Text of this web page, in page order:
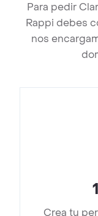
Para pedir
Rappi debes
nos
1
Crea tu